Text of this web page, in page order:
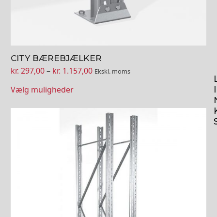
CITY BÆREBJÆLKER
kr. 297,00 – kr. 1.157,00Prisinterval:
Ekskl. moms
Vælg muligheder
I